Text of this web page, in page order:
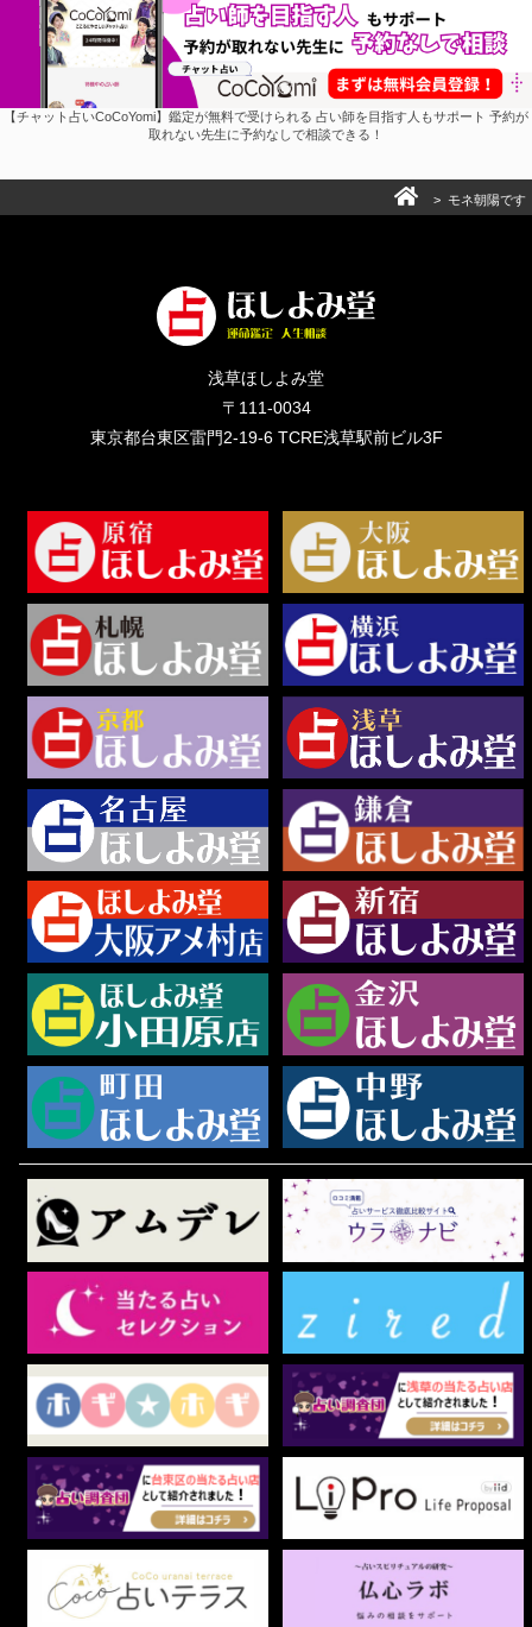
【チャット占いCoCoYomi】鑑定が無料で受けられる 占い師を目指す人もサポート 予約が
取れない先生に予約なしで相談できる！
> モネ朝陽です
浅草ほしよみ堂
〒111-0034
東京都台東区雷門2-19-6 TCRE浅草駅前ビル3F